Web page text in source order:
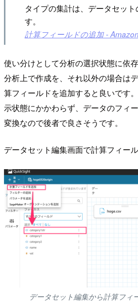
タイプの集計は、データセッ
す。
計算フィールドの追加 -
使い分けとして分析の選択状態に依
分析上で作成を、それ以外の場合は
算フィールドを追加すると良いです
示状態にかかわらず、データのフィ
変換なので後者で良さそうです。
データセット編集画面で計算フィー
データセット編集から計算フィ